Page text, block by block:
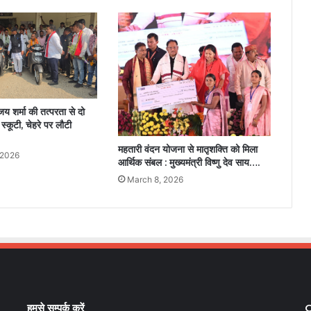
शर्मा की तत्परता से दो
स्कूटी, चेहरे पर लौटी
महतारी वंदन योजना से मातृशक्ति को मिला
आर्थिक संबल : मुख्यमंत्री विष्णु देव साय….
March 8, 2026
हमसे सम्पर्क करें